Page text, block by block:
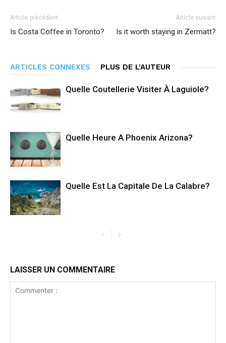
Article précédent
Is Costa Coffee in Toronto?
Article suivant
Is it worth staying in Zermatt?
ARTICLES CONNEXES PLUS DE L'AUTEUR
Quelle Coutellerie Visiter À Laguiole?
Quelle Heure A Phoenix Arizona?
Quelle Est La Capitale De La Calabre?
LAISSER UN COMMENTAIRE